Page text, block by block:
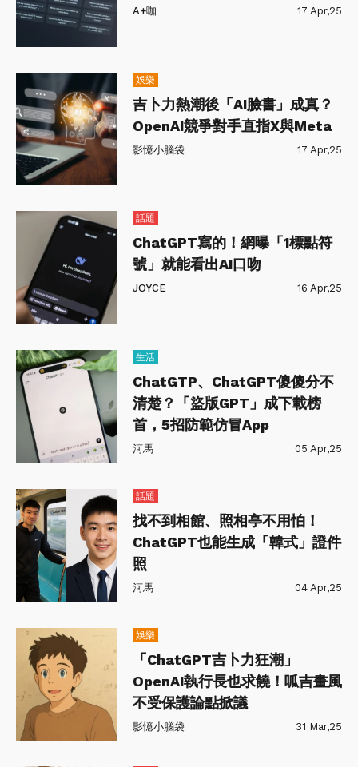
A+咖 17 Apr,25
娛樂
吉卜力熱潮後「AI臉書」成真？
OpenAI競爭對手直指X與Meta
影憶小腦袋 17 Apr,25
話題
ChatGPT寫的！網曝「1標點符
號」就能看出AI口吻
JOYCE 16 Apr,25
生活
ChatGTP、ChatGPT傻傻分不
清楚？「盜版GPT」成下載榜
首，5招防範仿冒App
河馬 05 Apr,25
話題
找不到相館、照相亭不用怕！
ChatGPT也能生成「韓式」證件
照
河馬 04 Apr,25
娛樂
「ChatGPT吉卜力狂潮」
OpenAI執行長也求饒！呱吉畫風
不受保護論點掀議
影憶小腦袋 31 Mar,25